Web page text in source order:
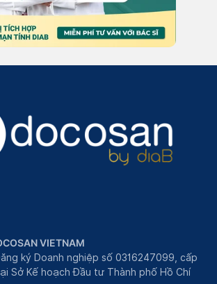
VIETNAM
ký Doanh nghiệp số 0316247099, cấp
Sở Kế hoạch Đầu tư Thành phố Hồ Chí